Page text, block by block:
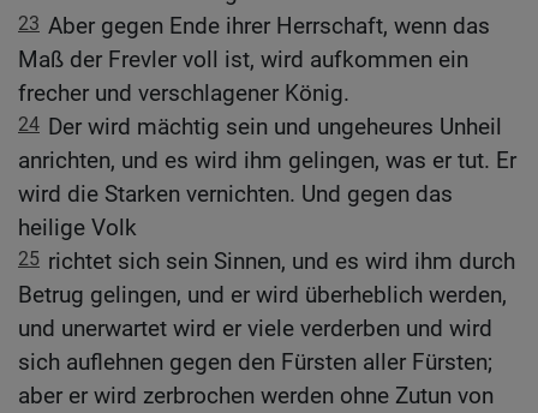
23 Aber gegen Ende ihrer Herrschaft, wenn das
Maß der Frevler voll ist, wird aufkommen ein
frecher und verschlagener König.
24 Der wird mächtig sein und ungeheures Unheil
anrichten, und es wird ihm gelingen, was er tut. Er
wird die Starken vernichten. Und gegen das
heilige Volk
25 richtet sich sein Sinnen, und es wird ihm durch
Betrug gelingen, und er wird überheblich werden,
und unerwartet wird er viele verderben und wird
sich auflehnen gegen den Fürsten aller Fürsten;
aber er wird zerbrochen werden ohne Zutun von